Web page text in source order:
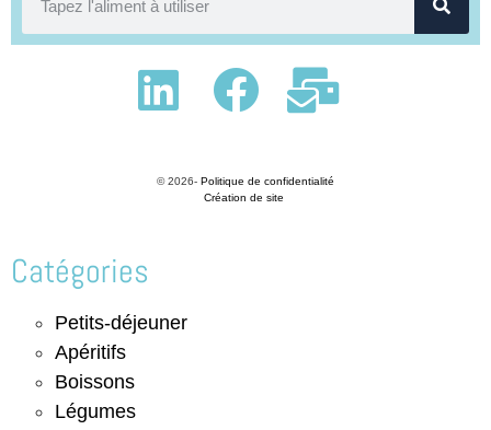
Catégories
Petits-déjeuner
Apéritifs
Boissons
Légumes
© 2026- Politique de confidentialité
Création de site